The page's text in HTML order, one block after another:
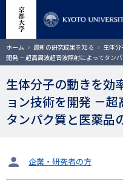
コ
ン
テ
ツ
サイト内
ホーム 最新の研究成果を知る
生体
開発 －超高周波超音波照射によってタン
生体分子の動きを効
ョン技術を開発 －
タンパク質と医薬品
タ
企業・研究者の方